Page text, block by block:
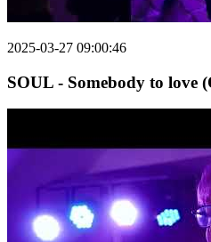
2025-03-27 09:00:46
SOUL - Somebody to love